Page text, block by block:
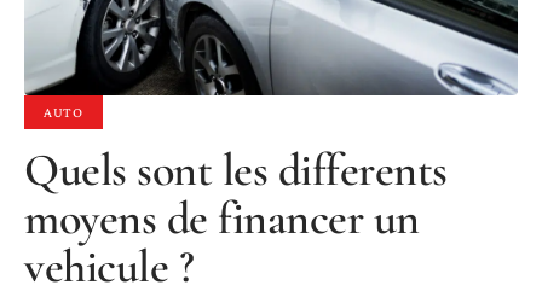
AUTO
Quels sont les differents
moyens de financer un
vehicule ?